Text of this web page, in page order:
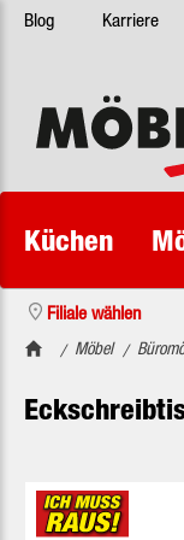
Hauptinhalt springen
Zur Suche springen
Zur Hauptnavigation
Blog Karriere
Küchen
Filiale wählen
/ Möbel /
Bildergalerie